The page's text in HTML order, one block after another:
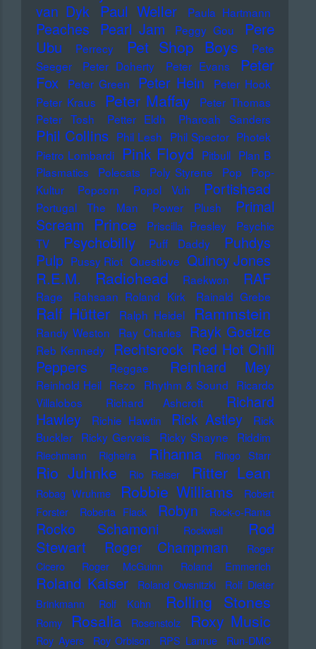
van Dyk Paul Weller Paula Hartmann
Peaches Pearl Jam Peggy Gou
Pere
Ubu
Perrecy Pet Shop Boys
Pete
Seeger
Peter Doherty Peter Evans
Peter
Fox
Peter Green Peter Hein
Peter Hook
Peter Kraus
Peter Maffay
Peter Thomas
Peter Tosh
Petter Eldh Pharoah Sanders
Phil Collins Phil Lesh Phil Spector Photek
Pietro Lombardi
Pink Floyd Pitbull Plan B
Plasmatics
Polecats Poly Styrene Pop
Pop-
Kultur
Popcorn Popol Vuh Portishead
Portugal The Man Power Plush
Primal
Scream
Prince Priscilla Presley
Psychic
TV
Psychobilly Puff Daddy
Puhdys
Pulp Pussy Riot Questlove Quincy Jones
R.E.M. Radiohead Raekwon RAF
Rage Rahsaan Roland Kirk Rainald Grebe
Ralf Hütter Ralph Heidel Rammstein
Randy Weston Ray Charles Rayk Goetze
Reb Kennedy Rechtsrock Red Hot Chili
Peppers
Reggae Reinhard Mey
Reinhold Heil Rezo Rhythm & Sound Ricardo
Villalobos
Richard Ashcroft
Richard
Hawley
Richie Hawtin Rick Astley
Rick
Buckler
Ricky Gervais Ricky Shayne Riddim
Riechmann Righeira Rihanna Ringo Starr
Rio Juhnke Rio Reiser Ritter Lean
Robag Wruhme Robbie Williams
Robert
Forster
Roberta Flack Robyn Rock-o-Rama
Rocko Schamoni Rockwell
Rod
Stewart
Roger Champman
Roger
Cicero
Roger McGuinn Roland Emmerich
Roland Kaiser Roland Owsnitzki
Rolf Dieter
Brinkmann
Rolf Kühn Rolling Stones
Romy Rosalia Rosenstolz Roxy Music
Roy Ayers Roy Orbison RPS Lanrue
Run-DMC